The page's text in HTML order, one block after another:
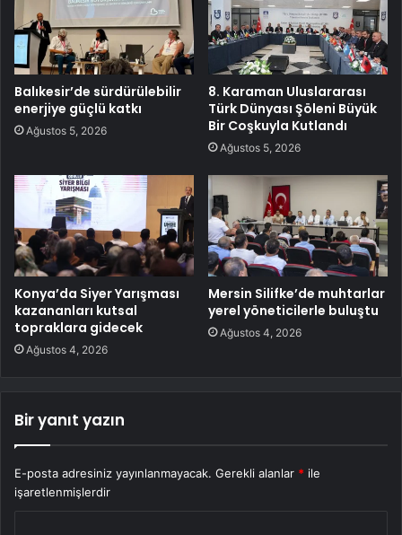
Balıkesir’de sürdürülebilir
enerjiye güçlü katkı
Ağustos 5, 2026
8. Karaman Uluslararası
Türk Dünyası Şöleni Büyük
Bir Coşkuyla Kutlandı
Ağustos 5, 2026
Konya’da Siyer Yarışması
kazananları kutsal
topraklara gidecek
Ağustos 4, 2026
Mersin Silifke’de muhtarlar
yerel yöneticilerle buluştu
Ağustos 4, 2026
Bir yanıt yazın
E-posta adresiniz yayınlanmayacak. Gerekli alanlar * ile
işaretlenmişlerdir